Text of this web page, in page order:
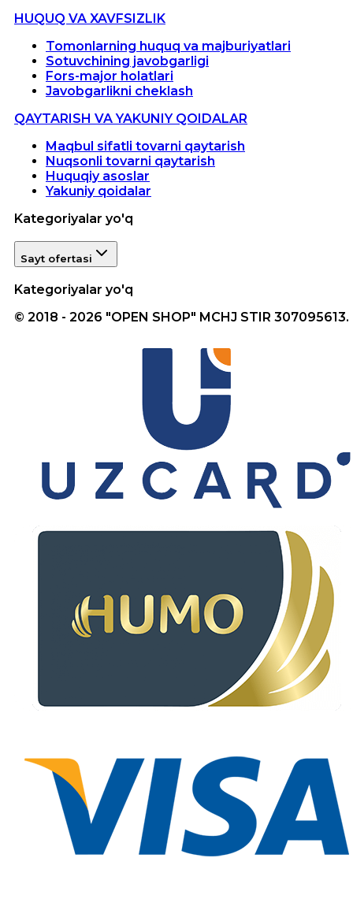
HUQUQ VA XAVFSIZLIK
Tomonlarning huquq va majburiyatlari
Sotuvchining javobgarligi
Fors-major holatlari
Javobgarlikni cheklash
QAYTARISH VA YAKUNIY QOIDALAR
Maqbul sifatli tovarni qaytarish
Nuqsonli tovarni qaytarish
Huquqiy asoslar
Yakuniy qoidalar
Kategoriyalar yo'q
Sayt ofertasi
Kategoriyalar yo'q
© 2018 - 2026 "OPEN SHOP" MCHJ STIR 307095613.